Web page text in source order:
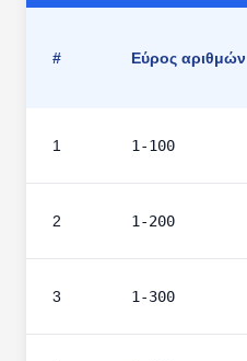
# Εύρος αριθμών
1 1-100
2 1-200
3 1-300